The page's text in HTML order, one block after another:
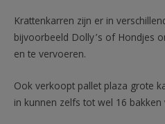
Krattenkarren zijn er in
bijvoorbeeld Dolly’s of Hondjes
en te vervoeren.
Ook verkoopt pallet plaza grote
in kunnen zelfs tot wel 16